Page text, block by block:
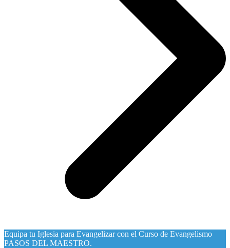
Equipa tu Iglesia para Evangelizar con el Curso de Evangelismo
PASOS DEL MAESTRO.